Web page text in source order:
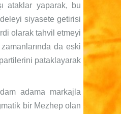
ataklar yaparak, bu
siyasete getirisi
olarak tahvil etmeyi
da eski
pataklayarak
adama markajla
bir Mezhep olan